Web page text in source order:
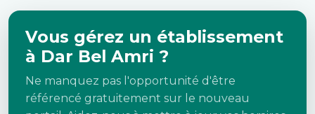
Vous gérez un établissement
à Dar Bel Amri ?
Ne manquez pas l'opportunité d'être
référencé gratuitement sur le nouveau